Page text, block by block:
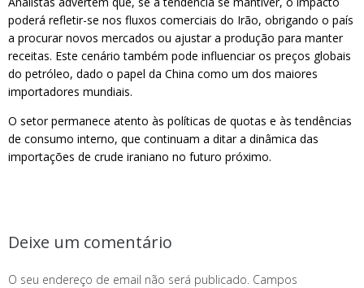
poderá refletir-se nos fluxos comerciais do Irão, obrigando o país
a procurar novos mercados ou ajustar a produção para manter
receitas. Este cenário também pode influenciar os preços globais
do petróleo, dado o papel da China como um dos maiores
importadores mundiais.
O setor permanece atento às políticas de quotas e às tendências
de consumo interno, que continuam a ditar a dinâmica das
importações de crude iraniano no futuro próximo.
Deixe um comentário
O seu endereço de email não será publicado. Campos